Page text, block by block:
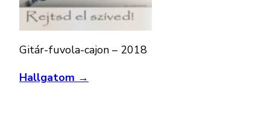
Gitár-fuvola-cajon – 2018
Hallgatom →